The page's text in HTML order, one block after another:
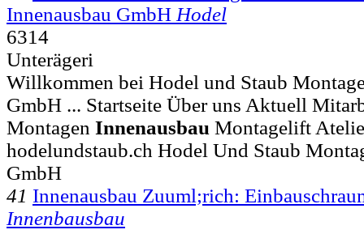
Innenausbau GmbH Hodel
6314
Unterägeri
Willkommen bei Hodel und Staub
GmbH ... Startseite Über uns Aktuell
Montagen Innenausbau Montagelift
hodelundstaub.ch Hodel Und Staub
GmbH
41 Innenausbau Zuuml;rich:
Innenbausbau